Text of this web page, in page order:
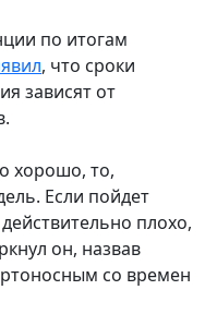
по итогам
, что сроки
зависят от
хорошо, то,
Если пойдет
плохо,
он, назвав
со времен